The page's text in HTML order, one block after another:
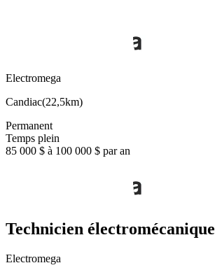
Electromega
Candiac(22,5km)
Permanent
Temps plein
85 000 $ à 100 000 $ par an
Technicien électromécanique
Electromega